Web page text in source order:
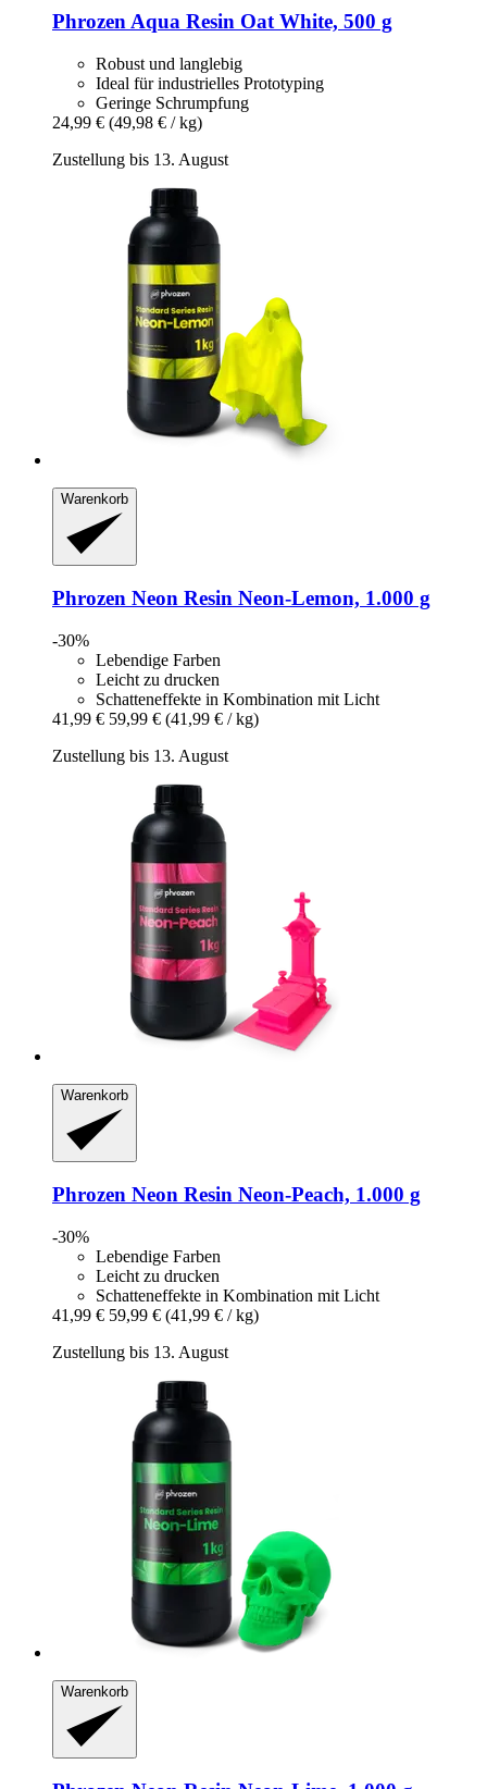
PhrozenAqua Resin Oat White, 500 g
Robust und langlebig
Ideal für industrielles Prototyping
Geringe Schrumpfung
24,99 € (49,98 € / kg)
Zustellung bis 13. August
Warenkorb
Phrozen Neon Resin Neon-​Lemon, 1.000 g
-30%
Lebendige Farben
Leicht zu drucken
Schatteneffekte in Kombination mit Licht
41,99 € 59,99 € (41,99 € / kg)
Zustellung bis 13. August
Warenkorb
Phrozen Neon Resin Neon-​Peach, 1.000 g
-30%
Lebendige Farben
Leicht zu drucken
Schatteneffekte in Kombination mit Licht
41,99 € 59,99 € (41,99 € / kg)
Zustellung bis 13. August
Warenkorb